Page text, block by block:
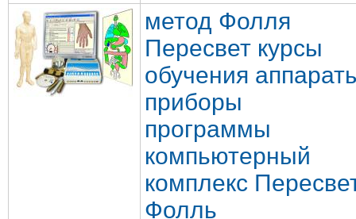
метод Фолля
Пересвет курсы
обучения
приборы
программы
компьютерный
комплекс
Фолль